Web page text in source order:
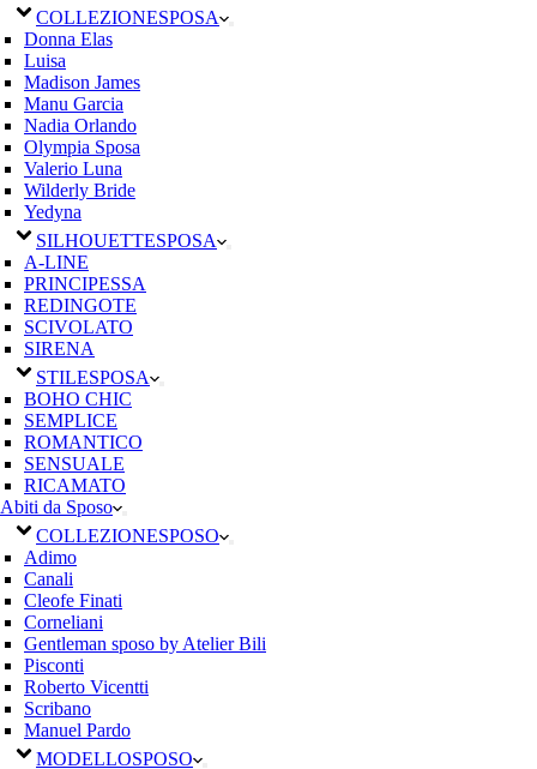
COLLEZIONESPOSA
Donna Elas
Luisa
Madison James
Manu Garcia
Nadia Orlando
Olympia Sposa
Valerio Luna
Wilderly Bride
Yedyna
SILHOUETTESPOSA
A-LINE
PRINCIPESSA
REDINGOTE
SCIVOLATO
SIRENA
STILESPOSA
BOHO CHIC
SEMPLICE
ROMANTICO
SENSUALE
RICAMATO
Abiti da Sposo
COLLEZIONESPOSO
Adimo
Canali
Cleofe Finati
Corneliani
Gentleman sposo by Atelier Bili
Pisconti
Roberto Vicentti
Scribano
Manuel Pardo
MODELLOSPOSO